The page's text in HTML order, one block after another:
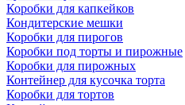
Коробки для капкейков
Кондитерские мешки
Коробки для пирогов
Коробки под торты и пирожные
Коробки для пирожных
Контейнер для кусочка торта
Коробки для тортов